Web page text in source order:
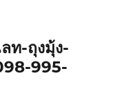
ท-ถุงมุ้ง-
995-